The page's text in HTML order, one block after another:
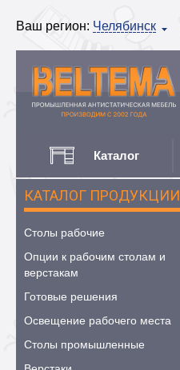
Ваш регион: Челябинск
Каталог
КАТАЛОГ ПРОДУКЦИИ
Столы рабочие
Опции к рабочим столам и
верстакам
Готовые решения
Освещение рабочего места
Столы промышленные